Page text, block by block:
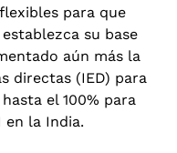
para que
su base
aún más la
directas (IED) para
el 100% para
en la India.